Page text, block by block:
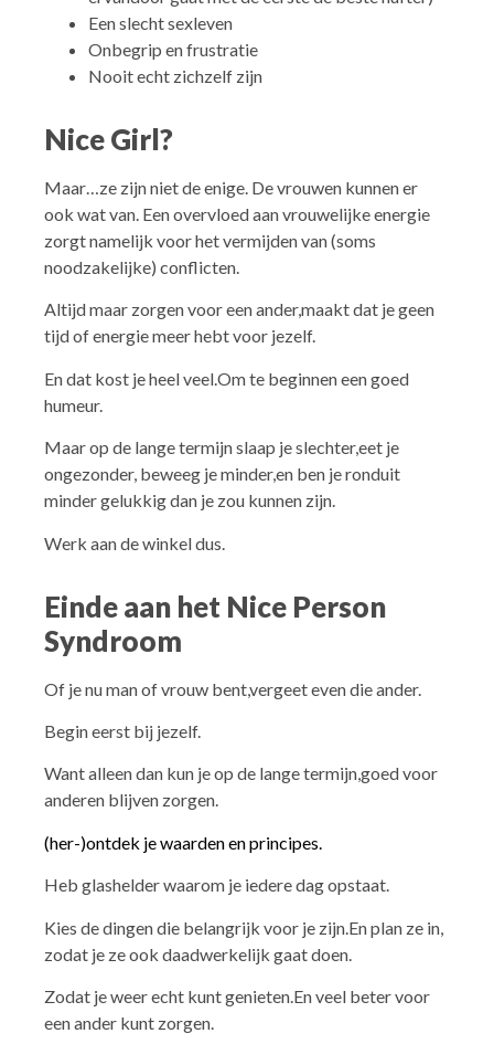
Een slecht sexleven
Onbegrip en frustratie
Nooit echt zichzelf zijn
Nice Girl?
Maar…ze zijn niet de enige. De vrouwen kunnen er
ook wat van. Een overvloed aan vrouwelijke energie
zorgt namelijk voor het vermijden van (soms
noodzakelijke) conflicten.
Altijd maar zorgen voor een ander,maakt dat je geen
tijd of energie meer hebt voor jezelf.
En dat kost je heel veel.Om te beginnen een goed
humeur.
Maar op de lange termijn slaap je slechter,eet je
ongezonder, beweeg je minder,en ben je ronduit
minder gelukkig dan je zou kunnen zijn.
Werk aan de winkel dus.
Einde aan het Nice Person
Syndroom
Of je nu man of vrouw bent,vergeet even die ander.
Begin eerst bij jezelf.
Want alleen dan kun je op de lange termijn,goed voor
anderen blijven zorgen.
(her-)ontdek je waarden en principes.
Heb glashelder waarom je iedere dag opstaat.
Kies de dingen die belangrijk voor je zijn.En plan ze in,
zodat je ze ook daadwerkelijk gaat doen.
Zodat je weer echt kunt genieten.En veel beter voor
een ander kunt zorgen.